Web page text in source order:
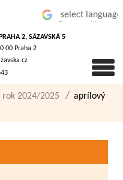
2, SÁZAVSKÁ 5
00 Praha 2
rok 2024/2025
aprílový